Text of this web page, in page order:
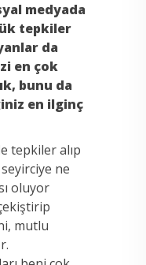
medyada
tepkiler
da
en çok
bunu da
en ilginç
tepkiler alıp
seyirciye ne
oluyor
mutlu